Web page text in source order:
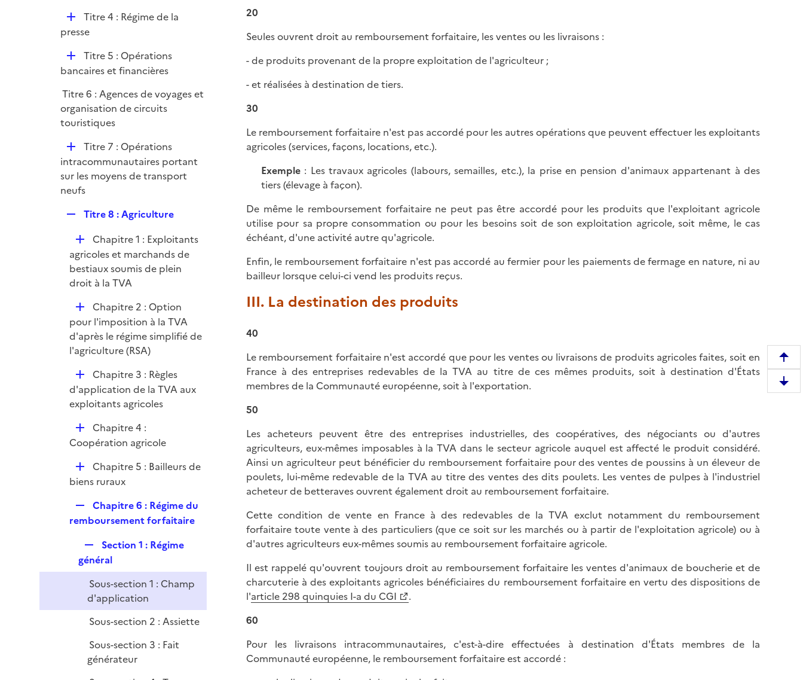
r
e
l
r
D
é
i
r
Titre 4 : Régime de la
presse
D
é
l
i
e
Titre 5 : Opérations
bancaires et financières
Titre 6 : Agences de voyages et
organisation de circuits
touristiques
D
é
p
l
r
Titre 7 : Opérations
intracommunautaires portant
sur les moyens de transport
neufs
p
l
i
e
r
Titre 8 : Agriculture
D
é
p
l
r
Chapitre 1 : Exploitants
agricoles et marchands de
bestiaux soumis de plein
droit à la TVA
D
é
p
l
r
Chapitre 2 : Option
pour l'imposition à la TVA
d'après le régime simplifié de
l'agriculture (RSA)
D
é
p
e
Chapitre 3 : Règles
d'application de la TVA aux
exploitants agricoles
D
é
i
r
Chapitre 4 :
Coopération agricole
D
é
i
Chapitre 5 : Bailleurs de
biens ruraux
e
l
i
e
r
Chapitre 6 : Régime du
remboursement forfaitaire
e
p
l
i
Section 1 : Régime
général
Sous-section 1 : Champ
d'application
Sous-section 2 : Assiette
Sous-section 3 : Fait
générateur
20
Seules ouvrent droit au remboursement forfaitaire, les ventes ou les livraisons :
- de produits provenant de la propre exploitation de l'agriculteur ;
- et réalisées à destination de tiers.
30
Le remboursement forfaitaire n'est pas accordé pour les autres opérations que peuvent effectuer les exploitants
agricoles (services, façons, locations, etc.).
Exemple: Les travaux agricoles (labours, semailles, etc.), la prise en pension d'animaux appartenant à des
tiers (élevage à façon).
De même le remboursement forfaitaire ne peut pas être accordé pour les produits que l'exploitant agricole
utilise pour sa propre consommation ou pour les besoins soit de son exploitation agricole, soit même, le cas
échéant, d'une activité autre qu'agricole.
Enfin, le remboursement forfaitaire n'est pas accordé au fermier pour les paiements de fermage en nature, ni au
bailleur lorsque celui-ci vend les produits reçus.
III. La destination des produits
40
Le remboursement forfaitaire n'est accordé que pour les ventes ou livraisons de produits agricoles faites, soit en
France à des entreprises redevables de la TVA au titre de ces mêmes produits, soit à destination d'États
membres de la Communauté européenne, soit à l'exportation.
50
Les acheteurs peuvent être des entreprises industrielles, des coopératives, des négociants ou d'autres
agriculteurs, eux-mêmes imposables à la TVA dans le secteur agricole auquel est affecté le produit considéré.
Ainsi un agriculteur peut bénéficier du remboursement forfaitaire pour des ventes de poussins à un éleveur de
poulets, lui-même redevable de la TVA au titre des ventes des dits poulets. Les ventes de pulpes à l'industriel
acheteur de betteraves ouvrent également droit au remboursement forfaitaire.
Cette condition de vente en France à des redevables de la TVA exclut notamment du remboursement
forfaitaire toute vente à des particuliers (que ce soit sur les marchés ou à partir de l'exploitation agricole) ou à
d'autres agriculteurs eux-mêmes soumis au remboursement forfaitaire agricole.
Il est rappelé qu'ouvrent toujours droit au remboursement forfaitaire les ventes d'animaux de boucherie et de
charcuterie à des exploitants agricoles bénéficiaires du remboursement forfaitaire en vertu des dispositions de
l'article 298 quinquies I-a du CGI
.
60
Pour les livraisons intracommunautaires, c'est-à-dire effectuées à destination d'États membres de la
Communauté européenne, le remboursement forfaitaire est accordé :
e
m
D